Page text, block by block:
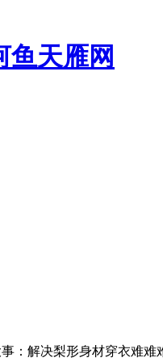
鱼天雁网
：解决梨形身材穿衣难难